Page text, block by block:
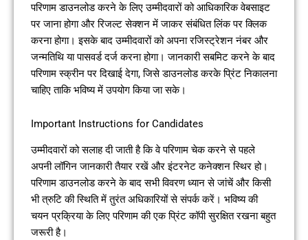
परिणाम डाउनलोड करने के लिए उम्मीदवारों को आधिकारिक वेबसाइट
पर जाना होगा और रिजल्ट सेक्शन में जाकर संबंधित लिंक पर क्लिक
करना होगा। इसके बाद उम्मीदवारों को अपना रजिस्ट्रेशन नंबर और
जन्मतिथि या पासवर्ड दर्ज करना होगा। जानकारी सबमिट करने के बाद
परिणाम स्क्रीन पर दिखाई देगा, जिसे डाउनलोड करके प्रिंट निकालना
चाहिए ताकि भविष्य में उपयोग किया जा सके।
Important Instructions for Candidates
उम्मीदवारों को सलाह दी जाती है कि वे परिणाम चेक करने से पहले
अपनी लॉगिन जानकारी तैयार रखें और इंटरनेट कनेक्शन स्थिर हो।
परिणाम डाउनलोड करने के बाद सभी विवरण ध्यान से जांचें और किसी
भी त्रुटि की स्थिति में तुरंत अधिकारियों से संपर्क करें। भविष्य की
चयन प्रक्रिया के लिए परिणाम की एक प्रिंट कॉपी सुरक्षित रखना बहुत
जरूरी है।